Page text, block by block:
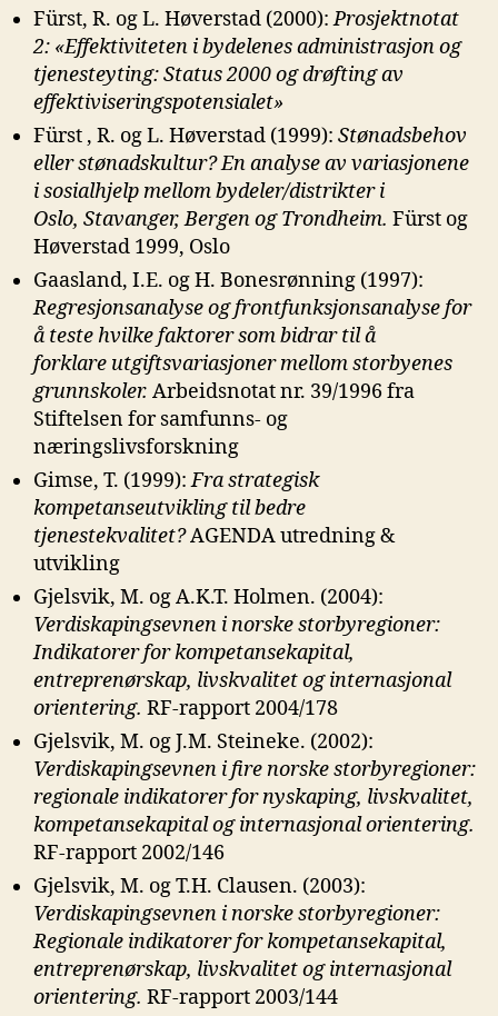
Fürst, R. og L. Høverstad (2000):Prosjektnotat
2: «Effektiviteten i bydelenesadministrasjon og
tjenesteyting: Status 2000 og drøfting av
effektiviseringspotensialet»
Fürst , R. og L. Høverstad (1999): Stønadsbehov
eller stønadskultur? Enanalyse av variasjonene
i sosialhjelp mellom bydeler/distrikter i
Oslo, Stavanger, Bergen og Trondheim. Fürst og
Høverstad 1999, Oslo
Gaasland, I.E. og H. Bonesrønning (1997):
Regresjonsanalyse ogfrontfunksjonsanalyse for
å teste hvilke faktorer som bidrar til å
forklare utgiftsvariasjoner mellom storbyenes
grunnskoler. Arbeidsnotat nr. 39/1996 fra
Stiftelsen for samfunns- og
næringslivsforskning
Gimse, T. (1999):Fra strategisk
kompetanseutvikling til bedre
tjenestekvalitet?AGENDA utredning &
utvikling
Gjelsvik, M. og A.K.T. Holmen. (2004):
Verdiskapingsevnen i norskestorbyregioner:
Indikatorer for kompetansekapital,
entreprenørskap, livskvalitet og internasjonal
orientering. RF-rapport 2004/178
Gjelsvik, M. og J.M. Steineke. (2002):
Verdiskapingsevnen i fire norskestorbyregioner:
regionale indikatorer for nyskaping, livskvalitet,
kompetansekapital og internasjonal orientering.
RF-rapport 2002/146
Gjelsvik, M. og T.H. Clausen. (2003):
Verdiskapingsevnen i norskestorbyregioner:
Regionale indikatorer for kompetansekapital,
entreprenørskap, livskvalitet og internasjonal
orientering. RF-rapport 2003/144